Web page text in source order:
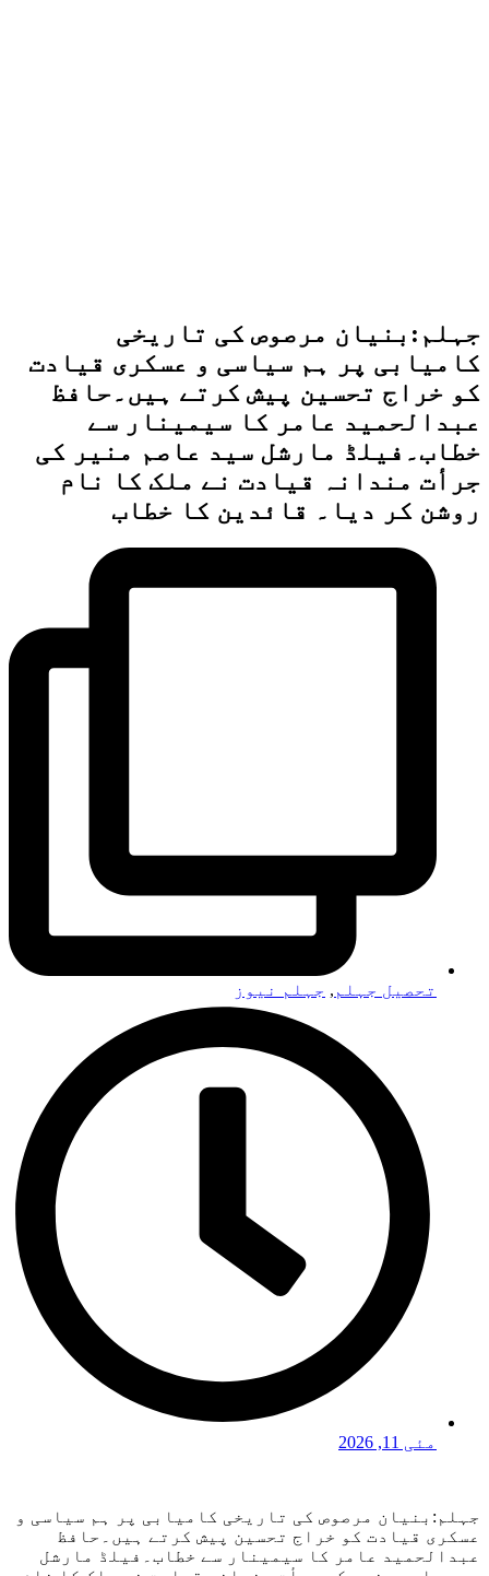
جہلم:بنیان مرصوص کی تاریخی
کامیابی پر ہم سیاسی و عسکری قیادت
کو خراج تحسین پیش کرتے ہیں۔حافظ
عبدالحمید عامر کا سیمینار سے
خطاب۔فیلڈ مارشل سید عاصم منیر کی
جرأت مندانہ قیادت نے ملک کا نام
روشن کر دیا۔ قائدین کا خطاب
تحصیل جہلم , جہلم نیوز
مئی 11, 2026
جہلم:بنیان مرصوص کی تاریخی کامیابی پر ہم سیاسی و
عسکری قیادت کو خراج تحسین پیش کرتے ہیں۔حافظ
عبدالحمید عامر کا سیمینار سے خطاب۔فیلڈ مارشل